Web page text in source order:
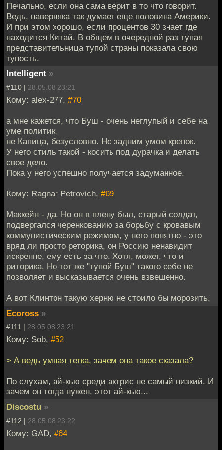
Печально, если она сама верит в то что говорит.
Ведь, наверняка так думает еще половина Америки.
И при этом хорошо, если процентов 30 знает где
находится Китай. В общем в очередной раз тупая
представительница тупой страны показала свою
тупость.
Intelligent »
#110 | 28.05.08 23:21
Кому: alex-277, #70
а мне кажется, что Буш - очень неглупый и себе на
уме политик.
не Капица, безусловно. Но задним умом крепок.
У него стиль такой - косить под дурачка и делать
свое дело.
Пока у него успешно получается задуманное.
Кому: Ragnar Petrovich, #69
Маккейн - да. Но он в плену был, старый солдат,
подвергался черенкованию за борьбу с кровавым
коммунистическим режимом, у него понятно - это
вряд ли просто реторика, он Россию ненавидит
искренне, ему есть за что. Хотя, может, что и
риторика. Но тот же "тупой Буш" такого себе не
позволяет и высказывается очень взвешенно.
А вот Клинтон такую херню не стоило бы морозить.
Ecoross »
#111 | 28.05.08 23:21
Кому: Sob, #52
> А ведь умная тетка, зачем она такое сказала?
По слухам, ай-кью среди актрис не самый низкий. И
зачем он тогда нужен, этот ай-кью...
Discostu »
#112 | 28.05.08 23:22
Кому: GAD, #64